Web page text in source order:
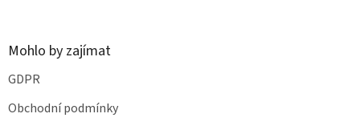
Mohlo by zajímat
GDPR
Obchodní podmínky